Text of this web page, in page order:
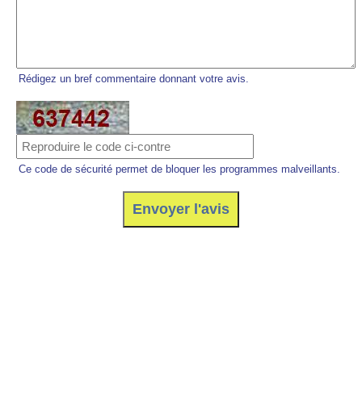
Rédigez un bref commentaire donnant votre avis.
Ce code de sécurité permet de bloquer les programmes malveillants.